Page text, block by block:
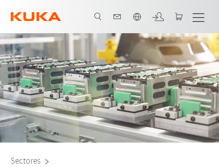
Proceso de producción Mantenimiento predictivo Todos los socios del
Sectores